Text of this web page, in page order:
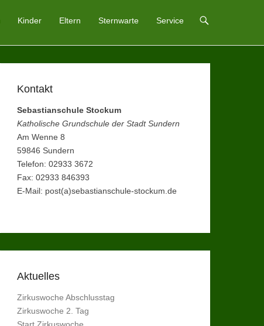
Kinder Eltern Sternwarte Service
Kontakt
Sebastianschule Stockum
Katholische Grundschule der Stadt Sundern
Am Wenne 8
59846 Sundern
Telefon: 02933 3672
Fax: 02933 846393
E-Mail: post(a)sebastianschule-stockum.de
Aktuelles
Zirkuswoche Abschlusstag
Zirkuswoche 2. Tag